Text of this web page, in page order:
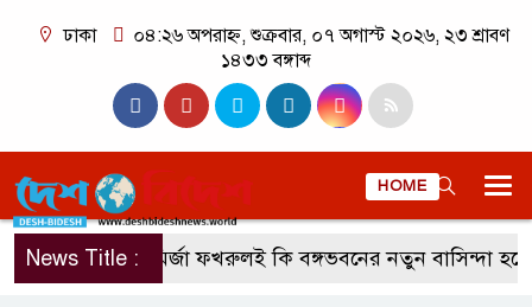
ঢাকা
০৪:২৬ অপরাহ্ন, শুক্রবার, ০৭ অগাস্ট ২০২৬, ২৩ শ্রাবণ
১৪৩৩ বঙ্গাব্দ
HOME
News Title :মির্জা ফখরুলই কি বঙ্গভবনের নতুন বাসিন্দা হচ্ছেন?